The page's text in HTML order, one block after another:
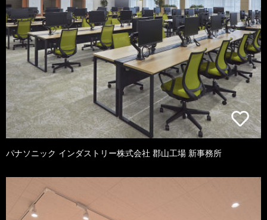
パナソニック インダストリー株式会社 郡山工場 新事務所